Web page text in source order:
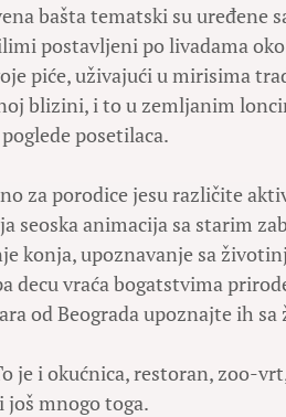
bašta tematski su uređene
postavljeni po livadama
piće, uživajući u mirisima
blizini, i to u zemljanim
posetilaca.
za porodice jesu različite
seoska animacija sa starim
konja, upoznavanje sa
decu vraća bogatstvima
od Beograda upoznajte ih
je i okućnica, restoran, zoo-
još mnogo toga.